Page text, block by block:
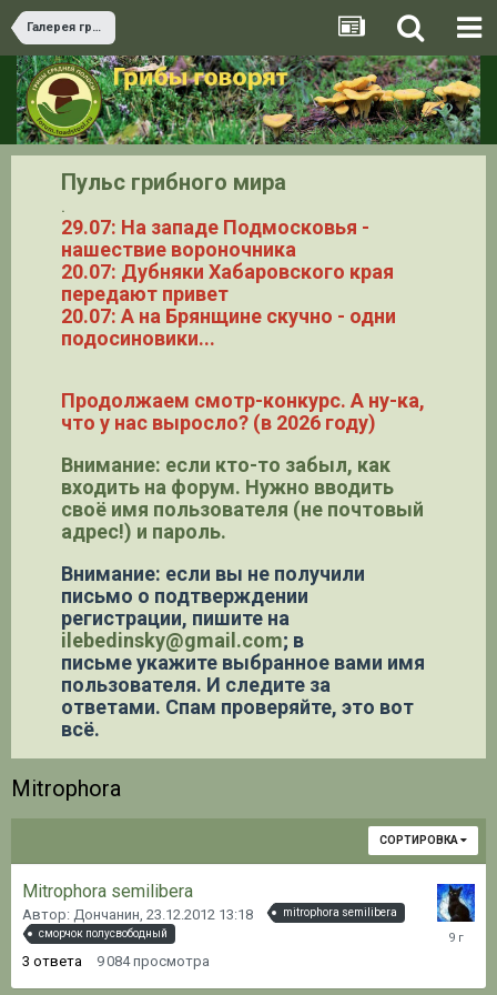
Галерея грибов
Пульс грибного мира
.
29.07: На западе Подмосковья -
нашествие вороночника
20.07: Дубняки Хабаровского края
передают привет
20.07: А на Брянщине скучно - одни
подосиновики...
Продолжаем смотр-конкурс. А ну-ка,
что у нас выросло? (в 2026 году)
Внимание: если кто-то забыл, как
входить на форум. Нужно вводить
своё имя пользователя (не почтовый
адрес!) и пароль.
Внимание: если вы не получили
письмо о подтверждении
регистрации, пишите на
ilebedinsky@gmail.com; в
письме укажите выбранное вами имя
пользователя. И следите за
ответами. Спам проверяйте, это вот
всё.
Mitrophora
СОРТИРОВКА
Mitrophora semilibera
Автор: Дончанин, 23.12.2012 13:18
mitrophora semilibera
сморчок полусвободный
3 ответа 9 084 просмотра